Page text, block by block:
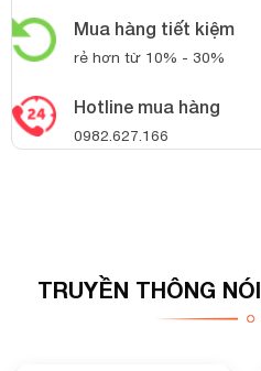
Mua hàng tiết kiệm
rẻ hơn từ 10% - 30%
Hotline mua hàng
0982.627.166
TRUYỀN THÔNG